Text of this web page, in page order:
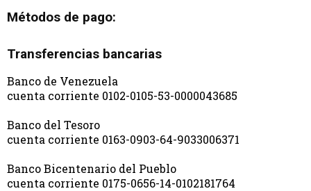
Métodos de pago:
Transferencias bancarias
Banco de Venezuela
cuenta corriente 0102-0105-53-0000043685
Banco del Tesoro
cuenta corriente 0163-0903-64-9033006371
Banco Bicentenario del Pueblo
cuenta corriente 0175-0656-14-0102181764